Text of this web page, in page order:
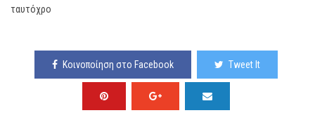
ταυτόχρο
Κοινοποίηση στο Facebook Tweet It